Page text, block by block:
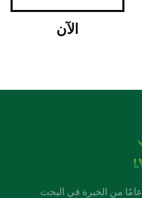
الآن
دونغقوان لفتسونغ: أكثر من 12 عامًا من الخبرة في البحث